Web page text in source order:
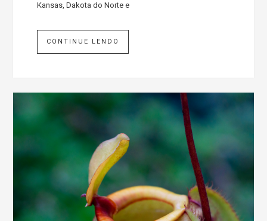
Kansas, Dakota do Norte e
CONTINUE LENDO